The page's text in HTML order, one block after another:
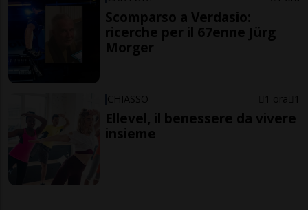
Scomparso a Verdasio:
ricerche per il 67enne Jürg
Morger
CHIASSO 1 ora 1
Ellevel, il benessere da vivere
insieme